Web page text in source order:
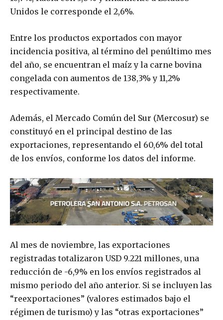
Unidos le corresponde el 2,6%.
Entre los productos exportados con mayor
incidencia positiva, al término del penúltimo mes
del año, se encuentran el maíz y la carne bovina
congelada con aumentos de 138,3% y 11,2%
respectivamente.
Además, el Mercado Común del Sur (Mercosur) se
constituyó en el principal destino de las
exportaciones, representando el 60,6% del total
de los envíos, conforme los datos del informe.
Al mes de noviembre, las exportaciones
registradas totalizaron USD 9.221 millones, una
reducción de -6,9% en los envíos registrados al
mismo periodo del año anterior. Si se incluyen las
“reexportaciones” (valores estimados bajo el
régimen de turismo) y las “otras exportaciones”